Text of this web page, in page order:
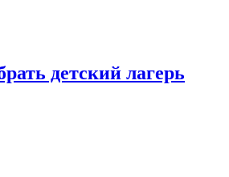
детский лагерь